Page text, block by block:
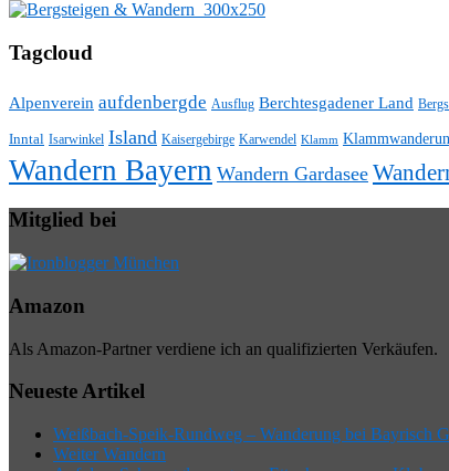
Tagcloud
Alpenverein aufdenbergde Ausflug Berchtesgadener Land
Inntal Isarwinkel Island Kaisergebirge Karwendel Klamm
Wandern Bayern Wandern Gardasee
Mitglied bei
Amazon
Als Amazon-Partner verdiene ich an qualifizierten Verkäufen.
Neueste Artikel
Weißbach-Speik-Rundweg – Wanderung bei Bayrisch
Weiter Wandern